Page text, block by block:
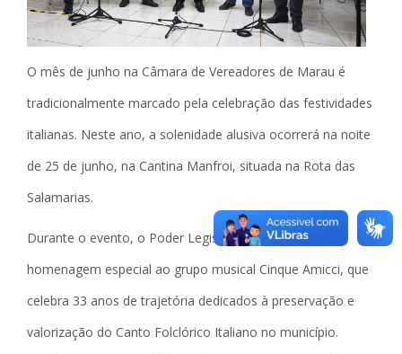
O mês de junho na Câmara de Vereadores de Marau é
tradicionalmente marcado pela celebração das festividades
italianas. Neste ano, a solenidade alusiva ocorrerá na noite
de 25 de junho, na Cantina Manfroi, situada na Rota das
Salamarias.
Durante o evento, o Poder Legislativo prestará uma
homenagem especial ao grupo musical Cinque Amicci, que
celebra 33 anos de trajetória dedicados à preservação e
valorização do Canto Folclórico Italiano no município.